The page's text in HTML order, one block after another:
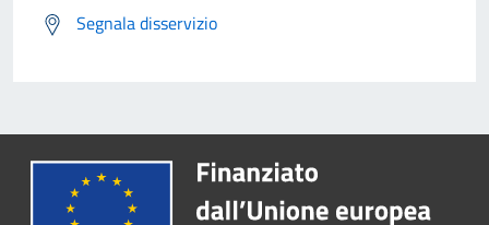
Segnala disservizio